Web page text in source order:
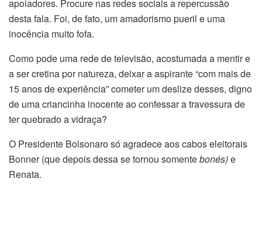
apoiadores. Procure nas redes sociais a repercussão
desta fala. Foi, de fato, um amadorismo pueril e uma
inocência muito fofa.
Como pode uma rede de televisão, acostumada a mentir e
a ser cretina por natureza, deixar a aspirante “com mais de
15 anos de experiência” cometer um deslize desses, digno
de uma criancinha inocente ao confessar a travessura de
ter quebrado a vidraça?
O Presidente Bolsonaro só agradece aos cabos eleitorais
Bonner (que depois dessa se tornou somentebonés)e
Renata.